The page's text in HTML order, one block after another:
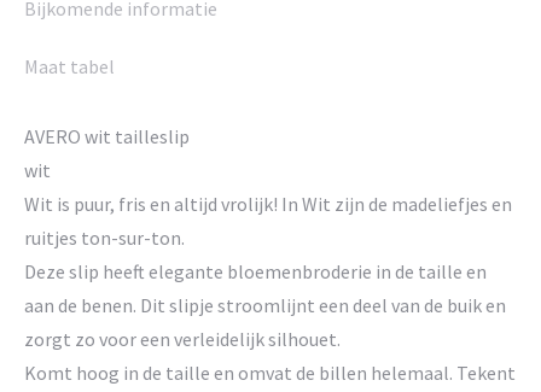
Bijkomende informatie
Maat tabel
AVERO wit tailleslip
wit
Wit is puur, fris en altijd vrolijk! In Wit zijn de madeliefjes en
ruitjes ton-sur-ton.
Deze slip heeft elegante bloemenbroderie in de taille en
aan de benen. Dit slipje stroomlijnt een deel van de buik en
zorgt zo voor een verleidelijk silhouet.
Komt hoog in de taille en omvat de billen helemaal. Tekent